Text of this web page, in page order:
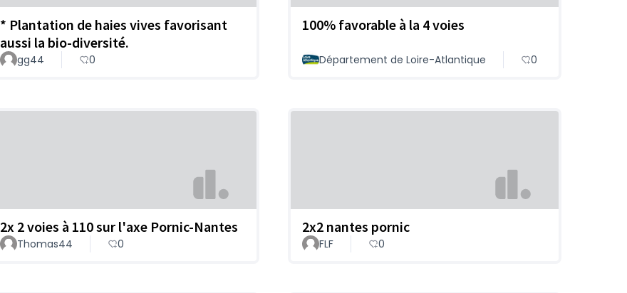
* Plantation de haies vives favorisant
aussi la bio-diversité.
gg44 0
100% favorable à la 4 voies
Département de Loire-Atlantique 0
2x 2 voies à 110 sur l'axe Pornic-Nantes
Thomas44 0
2x2 nantes pornic
FLF 0